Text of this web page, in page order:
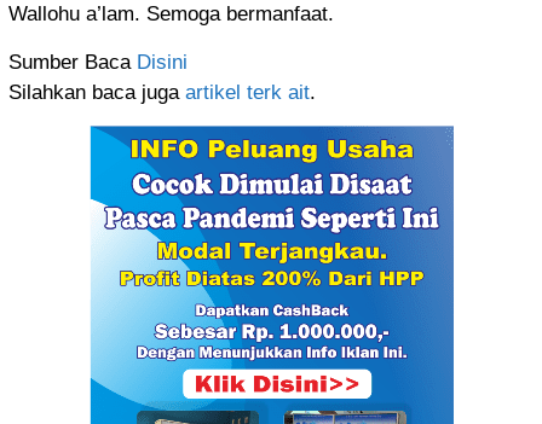
Wallohu a’lam. Semoga bermanfaat.
Sumber Baca Disini
Silahkan baca juga artikel terk ait.